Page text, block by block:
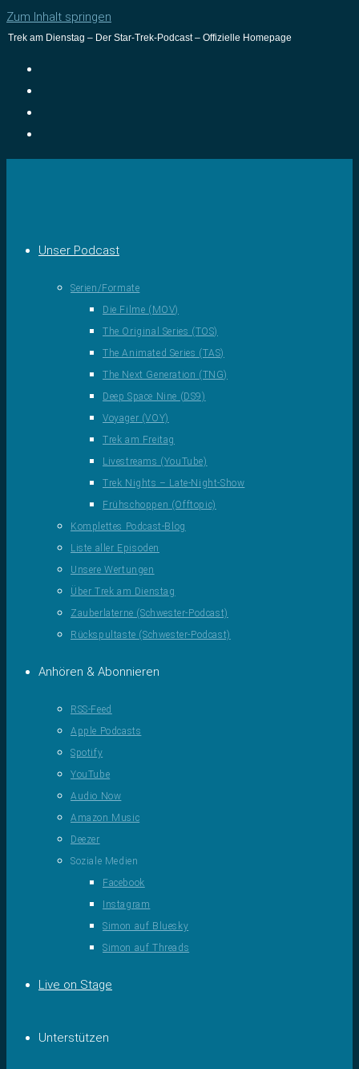
Zum Inhalt springen
Trek am Dienstag – Der Star-Trek-Podcast – Offizielle Homepage
Unser Podcast
Serien/Formate
Die Filme (MOV)
The Original Series (TOS)
The Animated Series (TAS)
The Next Generation (TNG)
Deep Space Nine (DS9)
Voyager (VOY)
Trek am Freitag
Livestreams (YouTube)
Trek Nights – Late-Night-Show
Frühschoppen (Offtopic)
Komplettes Podcast-Blog
Liste aller Episoden
Unsere Wertungen
Über Trek am Dienstag
Zauberlaterne (Schwester-Podcast)
Rückspultaste (Schwester-Podcast)
Anhören & Abonnieren
RSS-Feed
Apple Podcasts
Spotify
YouTube
Audio Now
Amazon Music
Deezer
Soziale Medien
Facebook
Instagram
Simon auf Bluesky
Simon auf Threads
Live on Stage
Unterstützen